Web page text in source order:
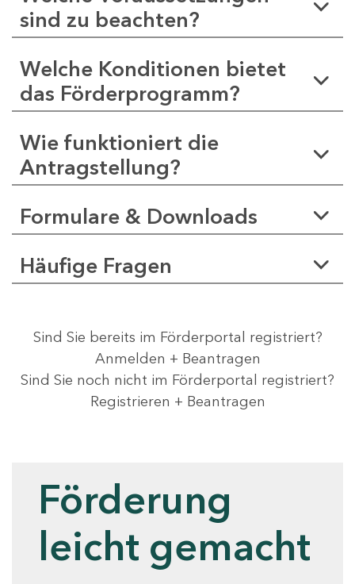
sind zu beachten?
Welche Konditionen bietet
das Förderprogramm?
Wie funktioniert die
Antragstellung?
Formulare & Downloads
Häufige Fragen
Sind Sie bereits im Förderportal registriert?
Anmelden + Beantragen
Sind Sie noch nicht im Förderportal registriert?
Registrieren + Beantragen
Förderung
leicht gemacht